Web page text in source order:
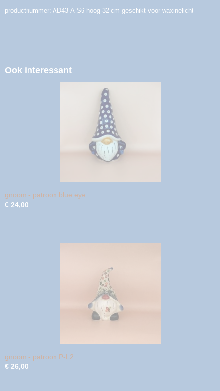
productnummer: AD43-A-S6 hoog 32 cm geschikt voor waxinelicht
Ook interessant
gnoom - patroon blue eye
€ 24,00
gnoom - patroon P-L2
€ 26,00